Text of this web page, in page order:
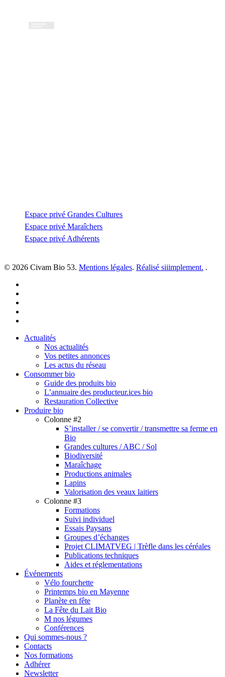
Espace privé Grandes Cultures
Espace privé Maraîchers
Espace privé Adhérents
© 2026 Civam Bio 53. Mentions légales. Réalisé siiimplement. .
Close
Actualités
Nos actualités
Vos petites annonces
Les actus du réseau
Consommer bio
Guide des produits bio
L’annuaire des producteur.ices bio
Restauration Collective
Produire bio
Colonne #2
S’installer / se convertir / transmettre sa ferme en
Bio
Grandes cultures / ABC / Sol
Biodiversité
Maraîchage
Productions animales
Lapins
Valorisation des veaux laitiers
Colonne #3
Formations
Suivi individuel
Essais Paysans
Groupes d’échanges
Projet CLIMATVEG | Trèfle dans les céréales
Publications techniques
Aides et réglementations
Événements
Vélo fourchette
Printemps bio en Mayenne
Planète en fête
La Fête du Lait Bio
M nos légumes
Conférences
Qui sommes-nous ?
Contacts
Nos formations
Adhérer
Newsletter